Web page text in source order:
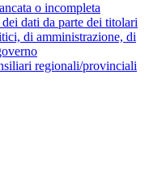
o incompleta
dati da parte dei titolari
di amministrazione, di
regionali/provinciali